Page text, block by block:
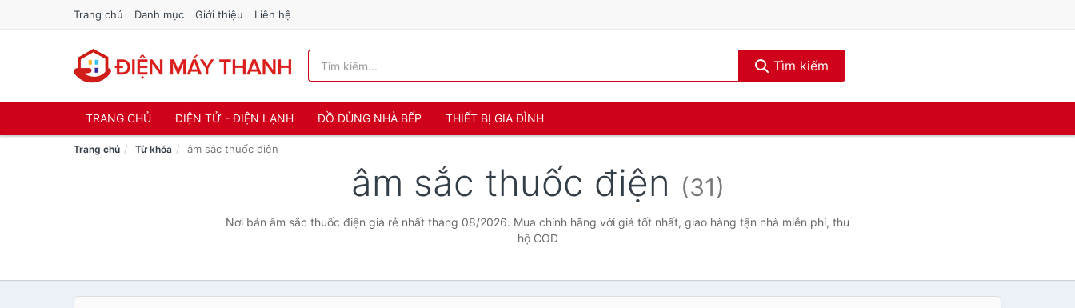
Trang chủ Danh mục Giới thiệu Liên hệ
Tìm kiếm
TRANG CHỦ ĐIỆN TỬ - ĐIỆN LẠNH ĐỒ DÙNG NHÀ BẾP THIẾT BỊ GIA ĐÌNH
Trang chủ Từ khóa âm sắc thuốc điện
âm sắc thuốc điện (31)
Nơi bán âm sắc thuốc điện giá rẻ nhất tháng 08/2026. Mua chính hãng với giá tốt nhất, giao hàng tận nhà miễn phí, thu
hộ COD